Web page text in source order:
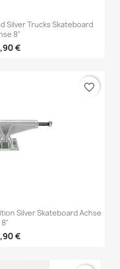
Silver Trucks Skateboard
8"
€
Silver Skateboard Achse
8"
€
favorite_border